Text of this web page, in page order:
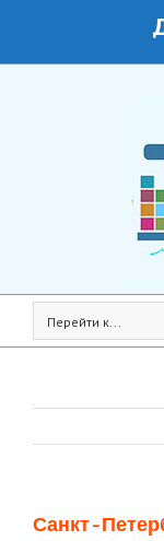
Перейти к...
Санкт-